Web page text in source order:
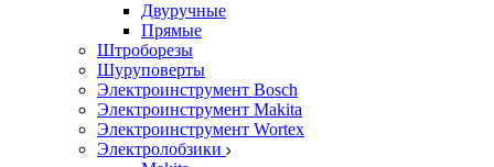
Двуручные
Прямые
Штроборезы
Шуруповерты
Электроинструмент Bosch
Электроинструмент Makita
Электроинструмент Wortex
Электролобзики